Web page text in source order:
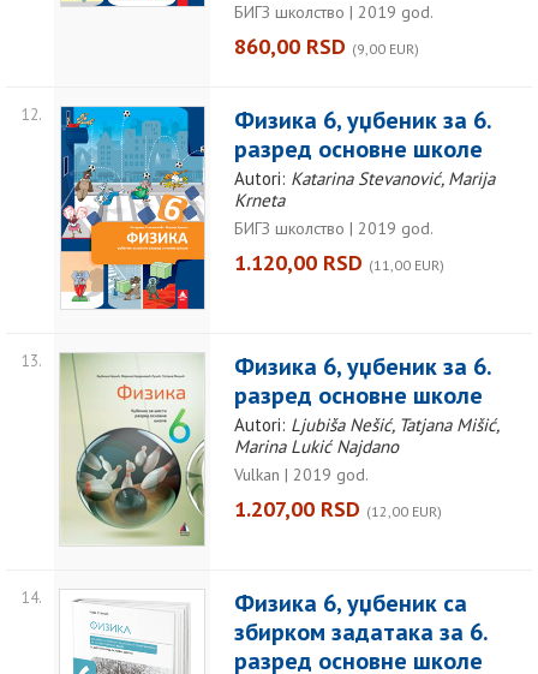
БИГЗ школство | 2019 god.
860,00 RSD (9,00 EUR)
12.
Физика 6, уџбеник за 6.
разред основне школе
Autori: Katarina Stevanović, Marija
Krneta
БИГЗ школство | 2019 god.
1.120,00 RSD (11,00 EUR)
13.
Физика 6, уџбеник за 6.
разред основне школе
Autori: Ljubiša Nešić, Tatjana Mišić,
Marina Lukić Najdano
Vulkan | 2019 god.
1.207,00 RSD (12,00 EUR)
14.
Физика 6, уџбеник са
збирком задатака за 6.
разред основне школе